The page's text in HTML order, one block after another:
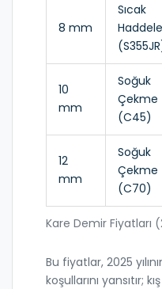
Kare Demir Fiyatları
8 mm
Sıcak
10
mm
Soğuk
Çekme
(C45)
12
mm
Soğuk
Çekme
(C70)
Bu fiyatlar, 2025
koşullarını yansıtır;